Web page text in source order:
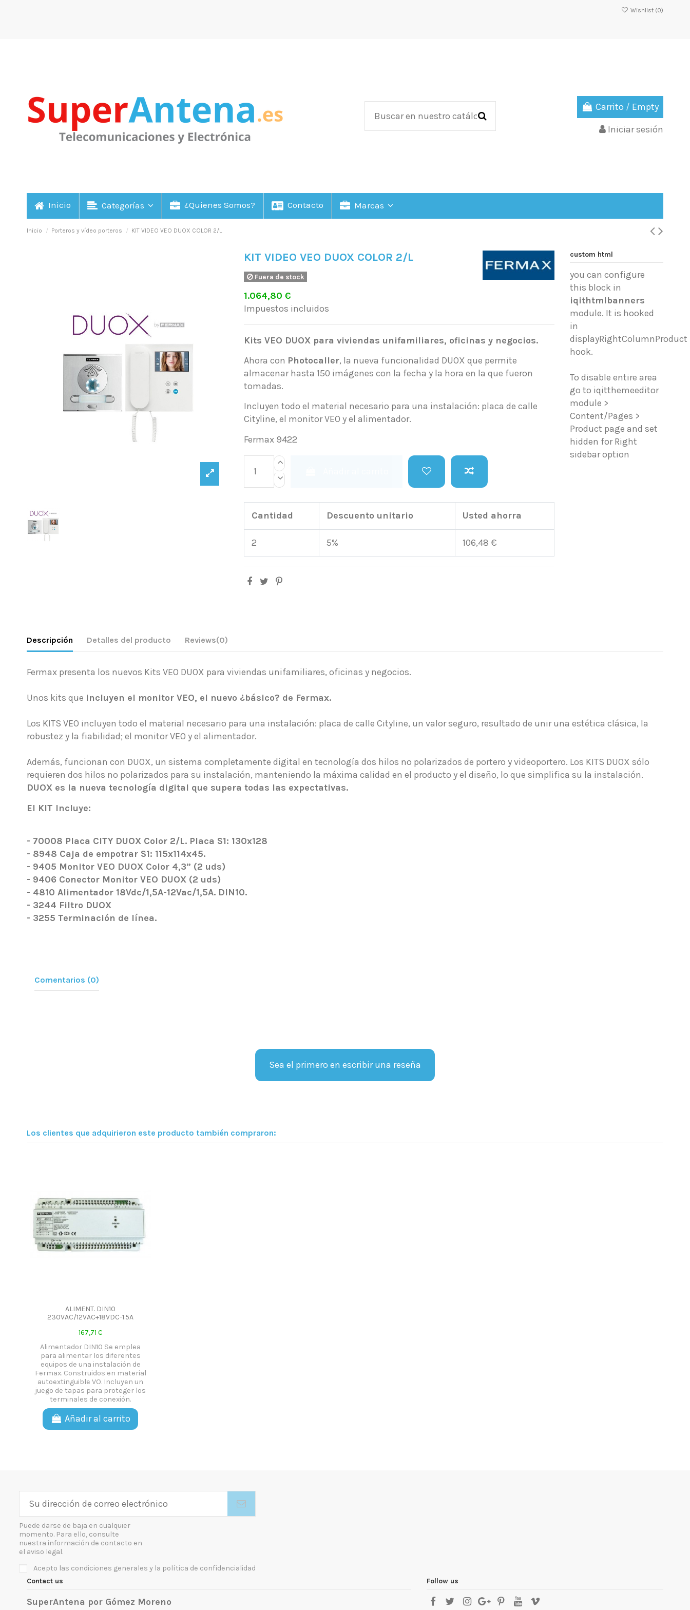
Wishlist (0)
Carrito / Empty
Iniciar sesión
Inicio Categorías ¿Quienes Somos? Contacto Marcas
Inicio Porteros y vídeo porteros KIT VIDEO VEO DUOX COLOR 2/L
KIT VIDEO VEO DUOX COLOR 2/L
Fuera de stock
1.064,80 €
Impuestos incluidos
Kits VEO DUOX para viviendas unifamiliares, oficinas y negocios.
Ahora con Photocaller, la nueva funcionalidad DUOX que permite
almacenar hasta 150 imágenes con la fecha y la hora en la que fueron
tomadas.
Incluyen todo el material necesario para una instalación: placa de calle
Cityline, el monitor VEO y el alimentador.
Fermax 9422
Cantidad Descuento unitario Usted ahorra
2 5% 106,48 €
custom html
you can configure
this block in
iqithtmlbanners
module. It is hooked
in
displayRightColumnProduct
hook.
To disable entire area
go to iqitthemeeditor
module >
Content/Pages >
Product page and set
hidden for Right
sidebar option
Descripción Detalles del producto Reviews(0)
Fermax presenta los nuevos Kits VEO DUOX para viviendas unifamiliares, oficinas y negocios.
Unos kits que incluyen el monitor VEO, el nuevo ¿básico? de Fermax.
Los KITS VEO incluyen todo el material necesario para una instalación: placa de calle Cityline, un valor seguro, resultado de unir una estética clásica, la
robustez y la fiabilidad; el monitor VEO y el alimentador.
Además, funcionan con DUOX, un sistema completamente digital en tecnología dos hilos no polarizados de portero y videoportero. Los KITS DUOX sólo
requieren dos hilos no polarizados para su instalación, manteniendo la máxima calidad en el producto y el diseño, lo que simplifica su la instalación.
DUOX es la nueva tecnología digital que supera todas las expectativas.
El KIT Incluye:
- 70008 Placa CITY DUOX Color 2/L. Placa S1: 130x128
- 8948 Caja de empotrar S1: 115x114x45.
- 9405 Monitor VEO DUOX Color 4,3” (2 uds)
- 9406 Conector Monitor VEO DUOX (2 uds)
- 4810 Alimentador 18Vdc/1,5A-12Vac/1,5A. DIN10.
- 3244 Filtro DUOX
- 3255 Terminación de línea.
Comentarios (0)
Sea el primero en escribir una reseña
Los clientes que adquirieron este producto también compraron:
ALIMENT. DIN10
230VAC/12VAC+18VDC-1.5A
167,71 €
Alimentador DIN10 Se emplea
para alimentar los diferentes
equipos de una instalación de
Fermax. Construidos en material
autoextinguible VO. Incluyen un
juego de tapas para proteger los
terminales de conexión.
Añadir al carrito
Puede darse de baja en cualquier
momento. Para ello, consulte
nuestra información de contacto en
el aviso legal.
Acepto las condiciones generales y la política de confidencialidad
Contact us
SuperAntena por Gómez Moreno
Follow us